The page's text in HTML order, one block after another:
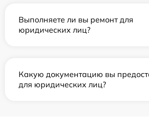
Выполняете ли вы ремонт для
юридических лиц?
Какую документацию вы
для юридических лиц?